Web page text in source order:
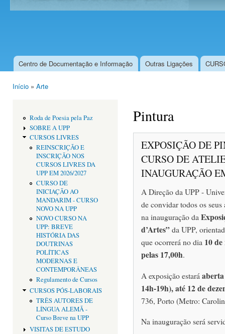
Menu principal
Centro de Documentação e Informação Outras Ligações
Início » Arte
Roda de Poesia pela Paz
SOBRE A UPP
CURSOS LIVRES
REINSCRIÇÃO E
INSCRIÇÃO NOS
CURSOS LIVRES DA
UPP EM 2026/2027
CURSO DE
INICIAÇÃO AO
MANDARIM - CURSO
NOVO NA UPP
NOVO CURSO NA
UPP: BREVE
HISTÓRIA DAS
DOUTRINAS
POLÍTICAS
MODERNAS E
CONTEMPORÂNEAS
Regulamento de Cursos
CURSOS PÓS-LABORAIS
TRÊS AUTORES DE
LÍNGUA ALEMÃ -
Curso Breve na UPP
VISITAS DE ESTUDO
Pintura
EXPOSIÇÃO DE
CURSO DE
INAUGURAÇÃO
A Direção da UPP -
de convidar todos os
na inauguração da
d’Artes”da UPP,
que ocorrerá no dia 10
pelas 17,00h.
A exposição estará
14h-19h), até 12 de
736, Porto (Metro:
Na inauguração será